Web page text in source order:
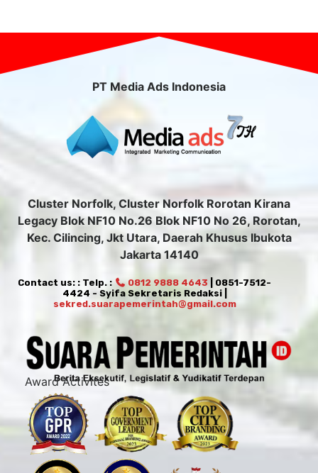
PT Media Ads Indonesia
Cluster Norfolk, Cluster Norfolk Rorotan Kirana
Legacy Blok NF10 No.26 Blok NF10 No 26, Rorotan,
Kec. Cilincing, Jkt Utara, Daerah Khusus Ibukota
Jakarta 14140
Contact us: : Telp. : 0812 9888 4643 | 0851-7512-
4424 - Syifa Sekretaris Redaksi |
sekred.suarapemerintah@gmail.com
Award Activites